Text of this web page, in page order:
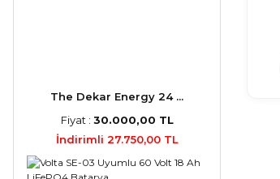
The Dekar Energy 24 ...
Fiyat : 30.000,00 TL
İndirimli 27.750,00 TL